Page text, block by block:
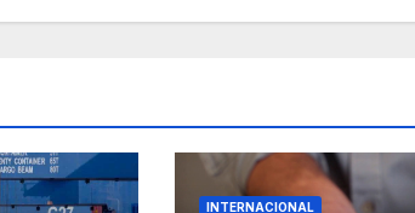
INTERNACIONAL